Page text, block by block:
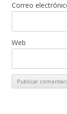
Correo
Web